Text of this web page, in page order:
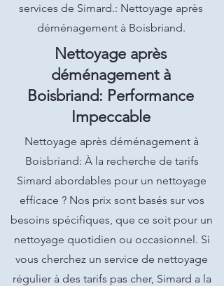
services de Simard.: Nettoyage après
déménagement à Boisbriand.
Nettoyage après
déménagement à
Boisbriand: Performance
Impeccable
Nettoyage après déménagement à
Boisbriand: À la recherche de tarifs
Simard abordables pour un nettoyage
efficace ? Nos prix sont basés sur vos
besoins spécifiques, que ce soit pour un
nettoyage quotidien ou occasionnel. Si
vous cherchez un service de nettoyage
régulier à des tarifs pas cher, Simard a la